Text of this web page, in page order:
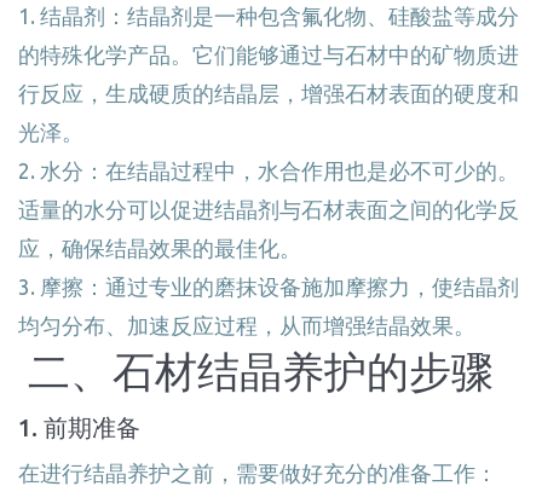
1. 结晶剂：结晶剂是一种包含氟化物、硅酸盐等成分
的特殊化学产品。它们能够通过与石材中的矿物质进
行反应，生成硬质的结晶层，增强石材表面的硬度和
光泽。
2. 水分：在结晶过程中，水合作用也是必不可少的。
适量的水分可以促进结晶剂与石材表面之间的化学反
应，确保结晶效果的最佳化。
3. 摩擦：通过专业的磨抹设备施加摩擦力，使结晶剂
均匀分布、加速反应过程，从而增强结晶效果。
二、石材结晶养护的步骤
1. 前期准备
在进行结晶养护之前，需要做好充分的准备工作：